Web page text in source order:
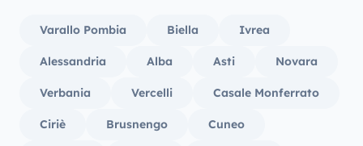
Varallo Pombia Biella Ivrea
Alessandria Alba Asti Novara
Verbania Vercelli Casale Monferrato
Ciriè Brusnengo Cuneo